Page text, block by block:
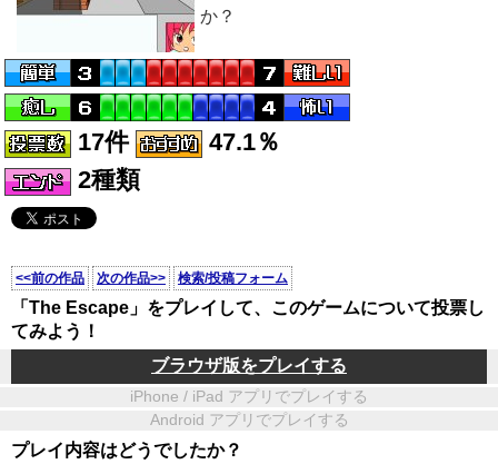
か？
17件
47.1％
2種類
<<前の作品 次の作品>> 検索/投稿フォーム
「The Escape」をプレイして、このゲームについて投票し
てみよう！
ブラウザ版をプレイする
iPhone / iPad アプリでプレイする
Android アプリでプレイする
プレイ内容はどうでしたか？